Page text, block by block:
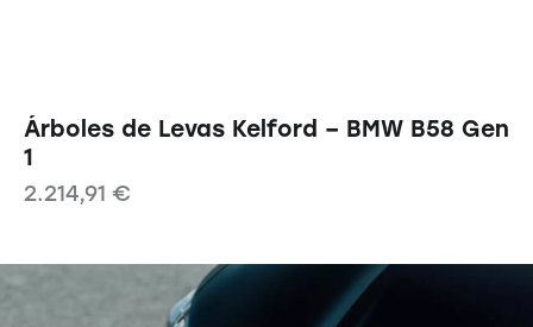
Árboles de Levas Kelford – BMW B58 Gen
1
2.214,91 €